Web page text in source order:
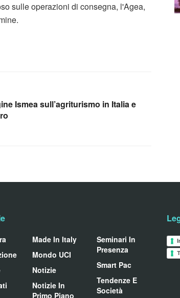
sulle operazioni di consegna, l'Agea,
Ismea sull’agriturismo in Italia e
Made In Italy
Mondo UCI
Notizie
Notizie In
Primo Piano
Seminari In
Presenza
Smart Pac
Tendenze E
Società